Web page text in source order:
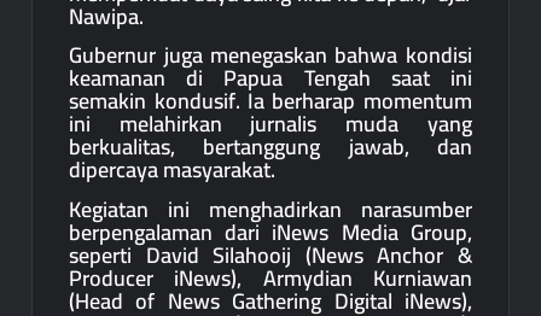
Nawipa.
Gubernur juga menegaskan bahwa kondisi
keamanan di Papua Tengah saat ini
semakin kondusif. Ia berharap momentum
ini melahirkan jurnalis muda yang
berkualitas, bertanggung jawab, dan
dipercaya masyarakat.
Kegiatan ini menghadirkan narasumber
berpengalaman dari iNews Media Group,
seperti David Silahooij (News Anchor &
Producer iNews), Armydian Kurniawan
(Head of News Gathering Digital iNews),